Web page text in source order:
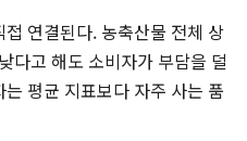
연결된다. 농축산물 전체 상
다고 해도 소비자가 부담을 덜
평균 지표보다 자주 사는 품